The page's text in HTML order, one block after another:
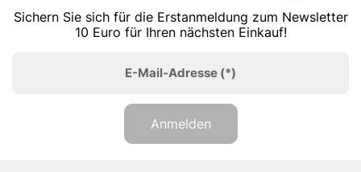
Sichern Sie sich für die Erstanmeldung zum Newsletter
10 Euro für Ihren nächsten Einkauf!
E-Mail-Adresse (*)
Anmelden